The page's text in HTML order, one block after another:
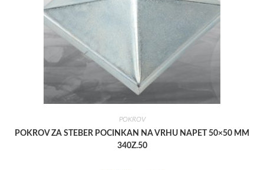
POKROV
POKROV ZA STEBER POCINKAN NA VRHU NAPET 50×50 MM
340Z.50